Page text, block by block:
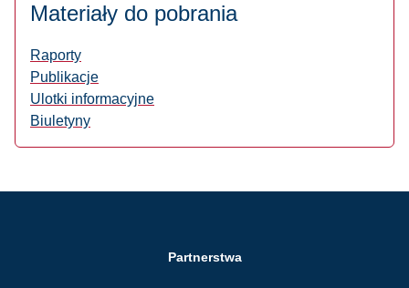
Materiały do pobrania
Raporty
Publikacje
Ulotki informacyjne
Biuletyny
Partnerstwa